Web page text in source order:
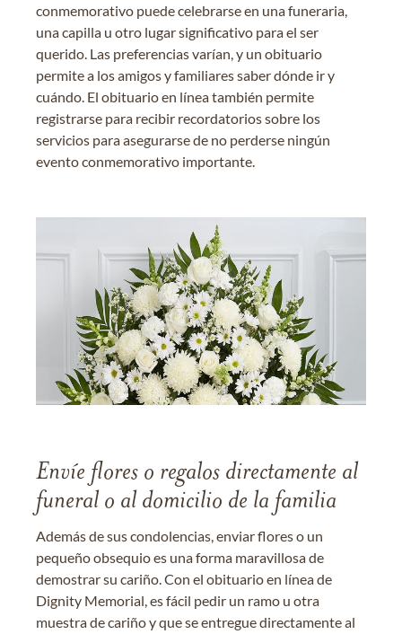
conmemorativo puede celebrarse en una funeraria,
una capilla u otro lugar significativo para el ser
querido. Las preferencias varían, y un obituario
permite a los amigos y familiares saber dónde ir y
cuándo. El obituario en línea también permite
registrarse para recibir recordatorios sobre los
servicios para asegurarse de no perderse ningún
evento conmemorativo importante.
Envíe flores o regalos directamente al
funeral o al domicilio de la familia
Además de sus condolencias, enviar flores o un
pequeño obsequio es una forma maravillosa de
demostrar su cariño. Con el obituario en línea de
Dignity Memorial, es fácil pedir un ramo u otra
muestra de cariño y que se entregue directamente al